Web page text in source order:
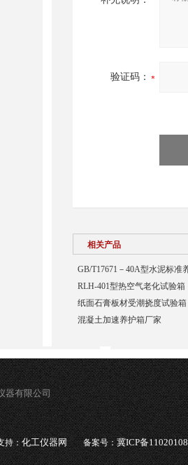
验证码：
相关产品
GB/T17671－40A型水泥标准
RLH-401型热空气老化试验箱
纸面石膏板材受潮挠度试验箱
混凝土加速养护箱厂家
器有限公司
持：化工仪器网 备案号：冀ICP备